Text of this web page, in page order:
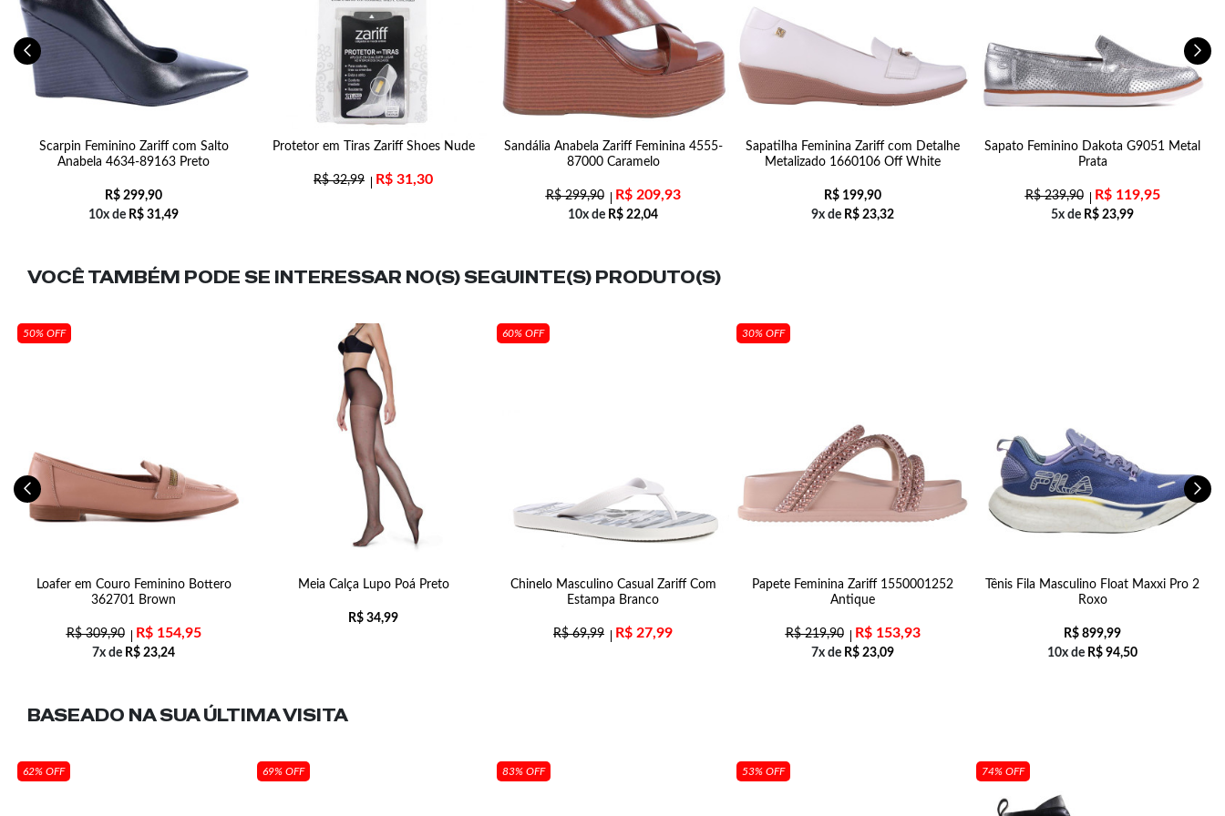
Scarpin Feminino Zariff com Salto
Anabela 4634-89163 Preto
R$ 299,90
10x de R$ 31,49
Protetor em Tiras Zariff Shoes Nude
R$32,99 R$ 31,30
Sandália Anabela Zariff Feminina 4555-
87000 Caramelo
R$299,90 R$209,93
10x de R$ 22,04
Sapatilha Feminina Zariff com Detalhe
Metalizado 1660106 Off White
R$ 199,90
9x de R$ 23,32
Sapato Feminino Dakota G9051 Metal
Prata
R$239,90 R$119,95
5x de R$ 23,99
VOCÊ TAMBÉM PODE SE INTERESSAR NO(S) SEGUINTE(S) PRODUTO(S)
50% OFF
Loafer em Couro Feminino Bottero
362701 Brown
R$309,90 R$154,95
7x de R$ 23,24
Meia Calça Lupo Poá Preto
R$ 34,99
60% OFF
Chinelo Masculino Casual Zariff Com
Estampa Branco
R$69,99 R$ 27,99
30% OFF
Papete Feminina Zariff 1550001252
Antique
R$219,90 R$153,93
7x de R$ 23,09
Tênis Fila Masculino Float Maxxi Pro 2
Roxo
R$ 899,99
10x de R$ 94,50
BASEADO NA SUAÚLTIMA VISITA
62% OFF 69% OFF 83% OFF 53% OFF 74% OFF